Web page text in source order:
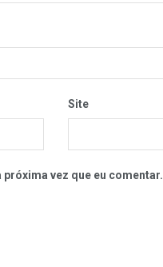
Site
vez que eu comentar.